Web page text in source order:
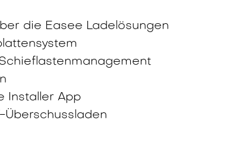
die Easee Ladelösungen
Installer App
Überschussladen